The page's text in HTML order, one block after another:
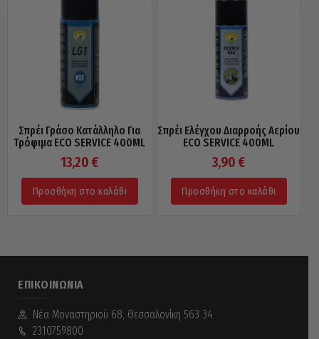
Σπρέι Γράσο Κατάλληλο Για
Τρόφιμα ECO SERVICE 400ML
13,20€
Προσθήκη στο καλάθι
Σπρέι Ελέγχου Διαρροής Αερίου
ECO SERVICE 400ML
3,90€
Προσθήκη στο καλάθι
ΕΠΙΚΟΙΝΩΝΊΑ
Νέα Mοναστηριού 68, Θεσσαλονίκη 563 34
2310759800